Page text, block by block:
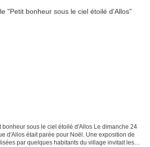
sous le ciel étoilé d'Allos Le dimanche 24
d'Allos était parée pour Noël. Une exposition de
par quelques habitants du village invitait les